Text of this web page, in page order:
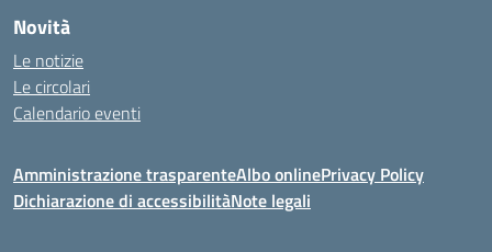
Novità
Le notizie
Le circolari
Calendario eventi
Amministrazione trasparenteAlbo onlinePrivacy Policy
Dichiarazione di accessibilitàNote legali